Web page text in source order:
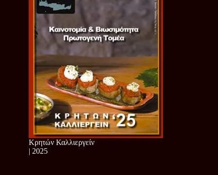
Κρητών Καλλιεργείν
| 2025